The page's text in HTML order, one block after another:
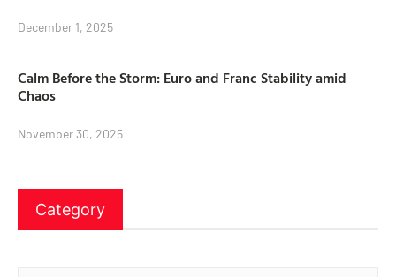
December 1, 2025
Calm Before the Storm: Euro and Franc Stability amid
Chaos
November 30, 2025
Category